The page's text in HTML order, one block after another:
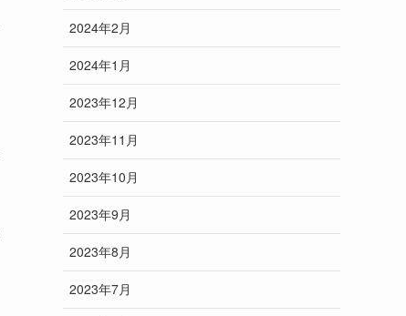
2024年2月
2024年1月
2023年12月
2023年11月
2023年10月
2023年9月
2023年8月
2023年7月